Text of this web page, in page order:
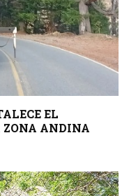
EL
ZONA ANDINA